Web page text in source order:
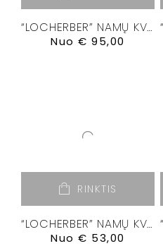
“LOCHERBER” NAMŲ KVAPŲ DIFUZORIUS “BANKSIA”
Nuo€ 95,00
RINKTIS
“LOCHERBER” NAMŲ KVAPŲ DIFUZORIUS “GRIGIO MILANO”
Nuo€ 53,00